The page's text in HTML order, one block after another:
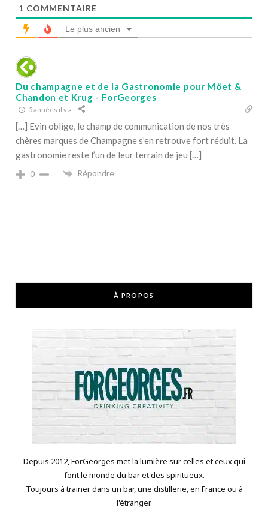
1 COMMENTAIRE
Le plus ancien
Du champagne et de la Gastronomie pour Möet &
Chandon et Krug - ForGeorges
5 années il y a
[…] Evin oblige, le champ de communication de nos très
chères marques de Champagne s’en retrouve fort réduit. La
gastronomie reste l’un de leur terrain de jeu […]
0 Répondre
À PROPOS
Depuis 2012, ForGeorges met la lumière sur celles et ceux qui
font le monde du bar et des spiritueux.
Toujours à trainer dans un bar, une distillerie, en France ou à
l'étranger.